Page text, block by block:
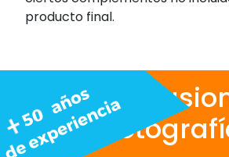
producto final.
Nos